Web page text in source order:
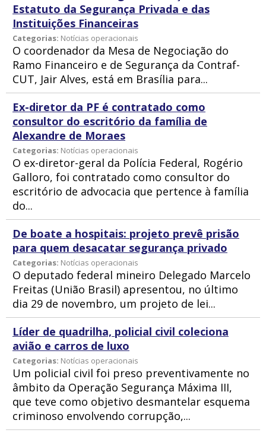
Estatuto da Segurança Privada e das
Instituições Financeiras
Categorias: Notícias operacionais
O coordenador da Mesa de Negociação do
Ramo Financeiro e de Segurança da Contraf-
CUT, Jair Alves, está em Brasília para...
Ex-diretor da PF é contratado como
consultor do escritório da família de
Alexandre de Moraes
Categorias: Notícias operacionais
O ex-diretor-geral da Polícia Federal, Rogério
Galloro, foi contratado como consultor do
escritório de advocacia que pertence à família
do...
De boate a hospitais: projeto prevê prisão
para quem desacatar segurança privado
Categorias: Notícias operacionais
O deputado federal mineiro Delegado Marcelo
Freitas (União Brasil) apresentou, no último
dia 29 de novembro, um projeto de lei...
Líder de quadrilha, policial civil coleciona
avião e carros de luxo
Categorias: Notícias operacionais
Um policial civil foi preso preventivamente no
âmbito da Operação Segurança Máxima III,
que teve como objetivo desmantelar esquema
criminoso envolvendo corrupção,...